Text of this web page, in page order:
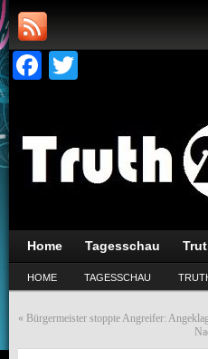
Facebook
Home Tagesschau
HOME TAGESSCHAU
« Bürgermeister stoppte Angreifer: